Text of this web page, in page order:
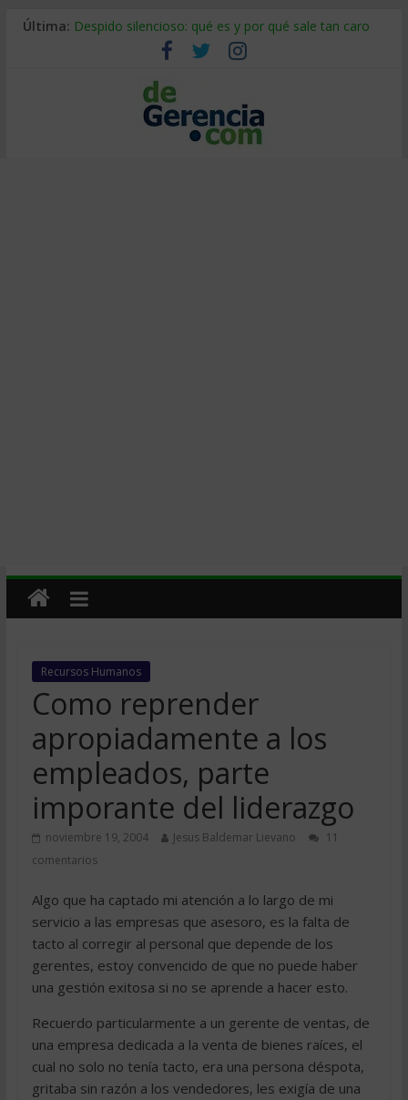
Última: Despido silencioso: qué es y por qué sale tan caro
La economía de Venezuela después del terremoto
Los 8 pasos de Kotter: liderar el cambio sin fracasar
Gestión de proyectos con IA: qué cambia en el oficio
IA y creatividad: cómo evitar que todos piensen igual
Recursos Humanos
Como reprender
apropiadamente a los
empleados, parte
imporante del liderazgo
noviembre 19, 2004 Jesus Baldemar Lievano
11
comentarios
Algo que ha captado mi atención a lo largo de mi
servicio a las empresas que asesoro, es la falta de
tacto al corregir al personal que depende de los
gerentes, estoy convencido de que no puede haber
una gestión exitosa si no se aprende a hacer esto.
Recuerdo particularmente a un gerente de ventas, de
una empresa dedicada a la venta de bienes raíces, el
cual no solo no tenía tacto, era una persona déspota,
gritaba sin razón a los vendedores, les exigía de una